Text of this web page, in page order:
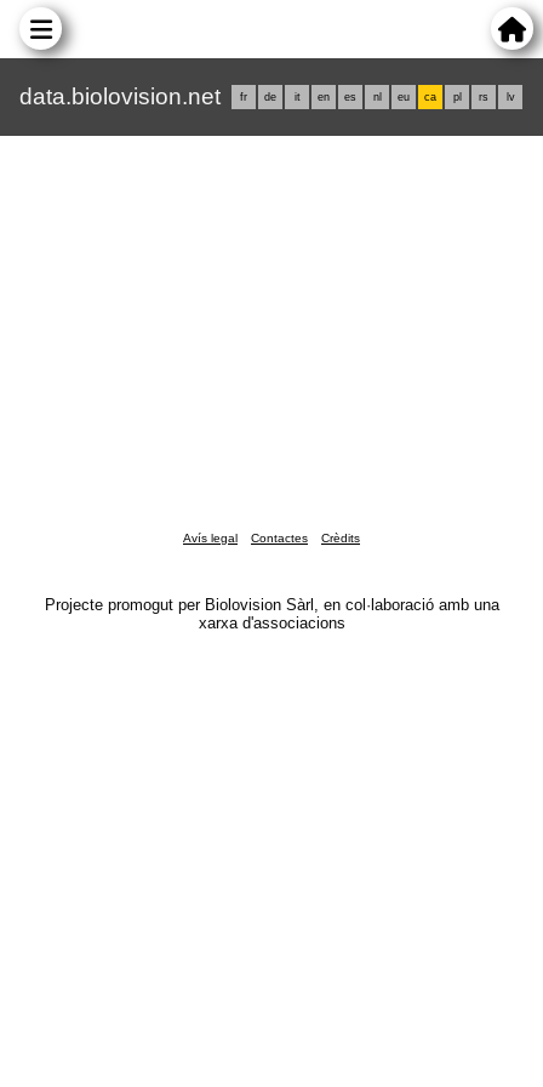
data.biolovision.net fr de it en es nl eu ca pl rs lv
Avís legal Contactes Crèdits
Projecte promogut per Biolovision Sàrl, en col·laboració amb una
xarxa d'associacions